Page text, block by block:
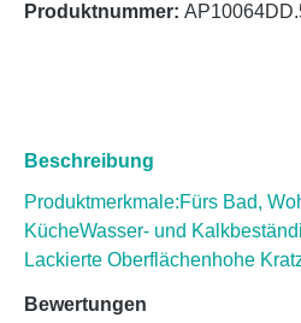
Produktnummer:
Beschreibung
Produktmerkmale:Fürs Bad,
KücheWasser- und
Lackierte Oberflächenhohe
Bewertungen